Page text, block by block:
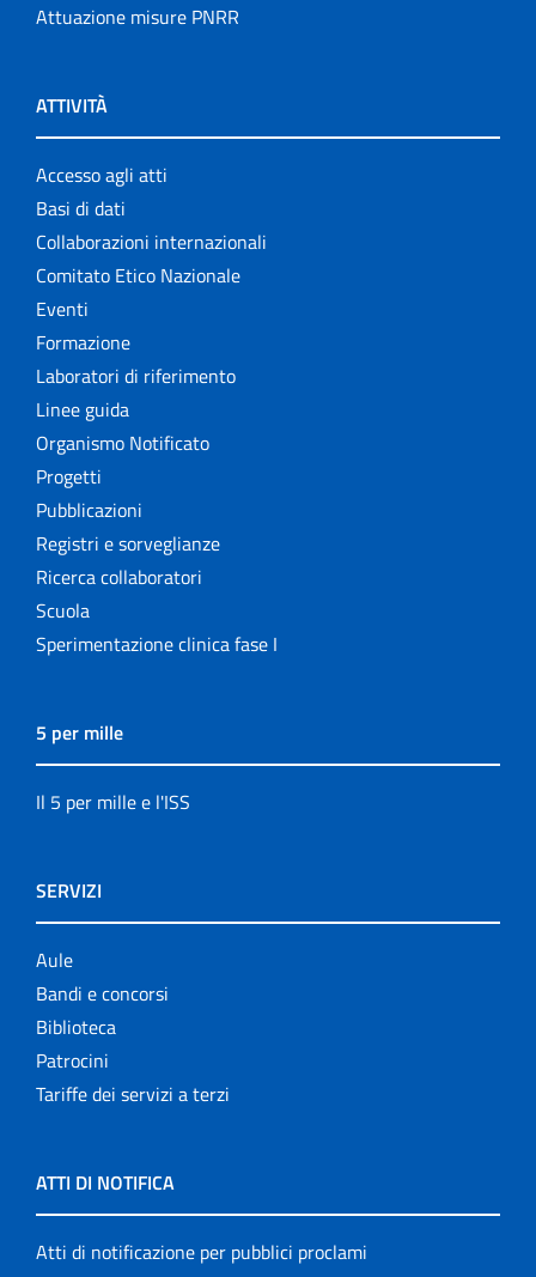
Attuazione misure PNRR
ATTIVITÀ
Accesso agli atti
Basi di dati
Collaborazioni internazionali
Comitato Etico Nazionale
Eventi
Formazione
Laboratori di riferimento
Linee guida
Organismo Notificato
Progetti
Pubblicazioni
Registri e sorveglianze
Ricerca collaboratori
Scuola
Sperimentazione clinica fase I
5 per mille
Il 5 per mille e l'ISS
SERVIZI
Aule
Bandi e concorsi
Biblioteca
Patrocini
Tariffe dei servizi a terzi
ATTI DI NOTIFICA
Atti di notificazione per pubblici proclami